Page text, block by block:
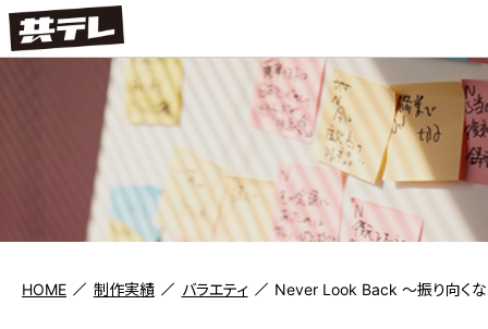
HOME 制作実績 バラエティ Never Look Back ～振り向くな